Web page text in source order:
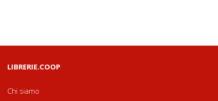
LIBRERIE.COOP
Chi siamo